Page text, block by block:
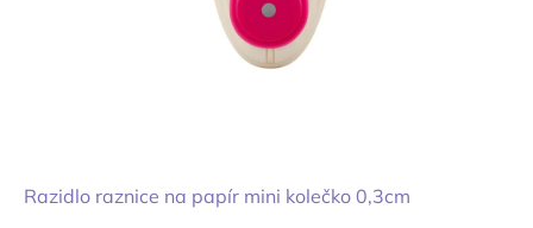
Razidlo raznice na papír mini kolečko 0,3cm